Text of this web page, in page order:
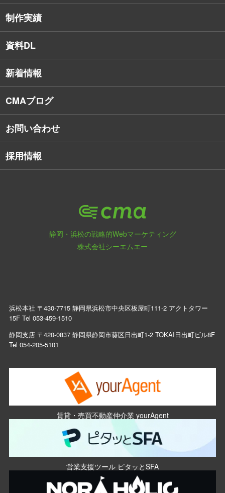
社員保有資格
インターネット広告
SNSコンサルティング
Webアプリケーション開発
制作実績
資料DL
新着情報
CMAブログ
お問い合わせ
採用情報
静岡・浜松の戦略的Webマーケティング
株式会社シーエムエー
浜松本社 〒430-7715 静岡県浜松市中央区板屋町111-2 アクトタワー
15F Tel 053-459-1510
静岡支店 〒420-0837 静岡県静岡市葵区日出町1-2 TOKAI日出町ビル8F
Tel 054-205-5101
賃貸・売買不動産仲介業 yourAgent
営業支援ツール ピタッとSFA